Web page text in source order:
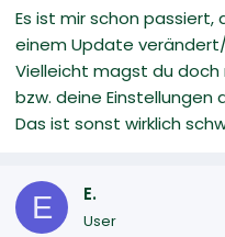
Es ist mir schon passiert,
einem Update
Vielleicht magst du
bzw. deine Einstellungen
Das ist sonst wirklich
E E.
User